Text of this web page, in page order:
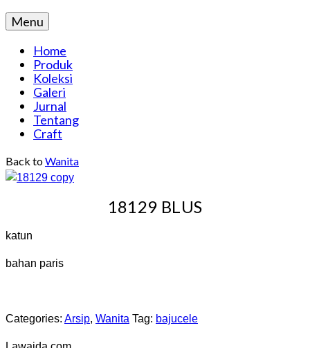
Menu
Home
Produk
Koleksi
Galeri
Jurnal
Tentang
Craft
Back toWanita
18129 BLUS
katun
bahan paris
Categories: Arsip, Wanita Tag: bajucele